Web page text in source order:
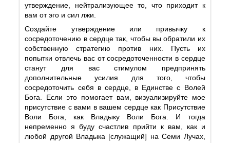
утверждение, нейтрализующее то, что приходит к
вам от эго и сил лжи.
Создайте утверждение или привычку к
сосредоточению в сердце так, чтобы вы обратили их
собственную стратегию против них. Пусть их
попытки отвлечь вас от сосредоточенности в сердце
станут для вас стимулом предпринять
дополнительные усилия для того, чтобы
сосредоточить себя в сердце, в Единстве с Волей
Бога. Если это помогает вам, визуализируйте мое
присутствие с вами в вашем сердце как Присутствие
Воли Бога, как Владыку Воли Бога. И тогда
непременно я буду счастлив прийти к вам, как и
любой другой Владыка [служащий] на Семи Лучах,